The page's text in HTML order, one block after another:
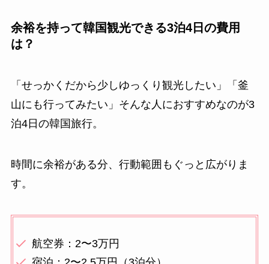
余裕を持って韓国観光できる3泊4日の費用
は？
「せっかくだから少しゆっくり観光したい」「釜
山にも行ってみたい」そんな人におすすめなのが3
泊4日の韓国旅行。
時間に余裕がある分、行動範囲もぐっと広がりま
す。
航空券：2〜3万円